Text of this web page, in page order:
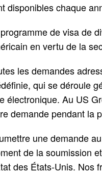
disponibles chaque
de visa de
en vertu de la
les demandes
qui se déroule
électronique. Au US
demande pendant la
une demande
de la soumission
des États-Unis. Nos